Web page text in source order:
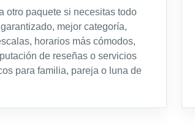
otro paquete si necesitas todo
mejor categoría,
horarios más cómodos,
de reseñas o servicios
para familia, pareja o luna de